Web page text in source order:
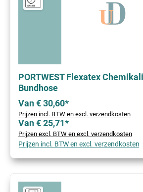
PORTWEST Flexatex
Bundhose
Van € 30,60*
Prijzen incl. BTW en excl. verzendkosten
Van € 25,71*
Prijzen excl. BTW en excl. verzendkosten
Prijzen incl. BTW en excl. verzendkosten